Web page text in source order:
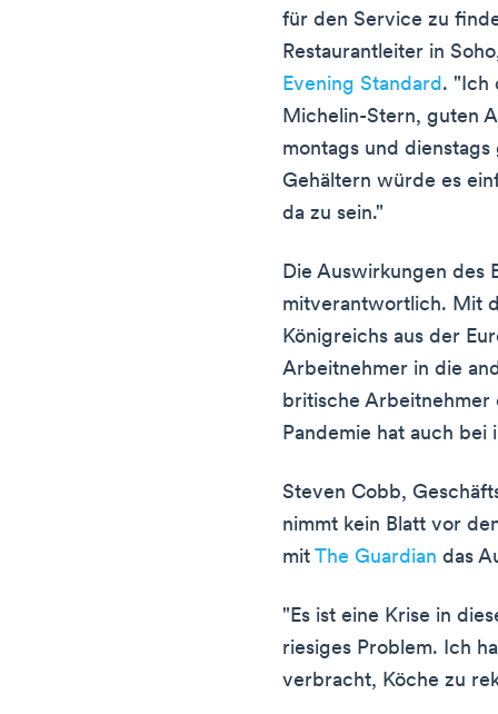
für den Service zu
Restaurantleiter in
Evening Standard. "Ich
Michelin-Stern, guten
montags und
Gehältern würde es
da zu sein."
Die Auswirkungen des
mitverantwortlich. Mit
Königreichs aus der
Arbeitnehmer in die
britische Arbeitnehmer
Pandemie hat auch bei
Steven Cobb,
nimmt kein Blatt vor
mit The Guardian das
"Es ist eine Krise in
riesiges Problem. Ich
verbracht, Köche zu